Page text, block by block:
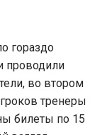
гораздо
проводили
во втором
тренеры
билеты по 15